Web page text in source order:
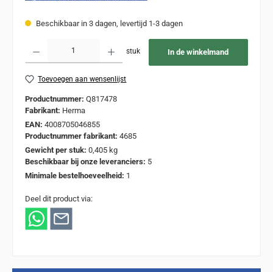
Beschikbaar in 3 dagen, levertijd 1-3 dagen
stuk In de winkelmand
Toevoegen aan wensenlijst
Productnummer: Q817478
Fabrikant: Herma
EAN: 4008705046855
Productnummer fabrikant: 4685
Gewicht per stuk: 0,405 kg
Beschikbaar bij onze leveranciers: 5
Minimale bestelhoeveelheid: 1
Deel dit product via: